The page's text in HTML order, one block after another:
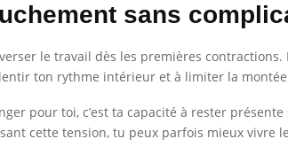
sans
le travail dès les premières
ton rythme intérieur et à limiter la
pour toi, c’est ta capacité à rester
cette tension, tu peux parfois mieux vivre